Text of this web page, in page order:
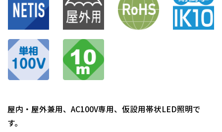
屋内・屋外兼用、AC100V専用、仮設用帯状LED照明で
す。